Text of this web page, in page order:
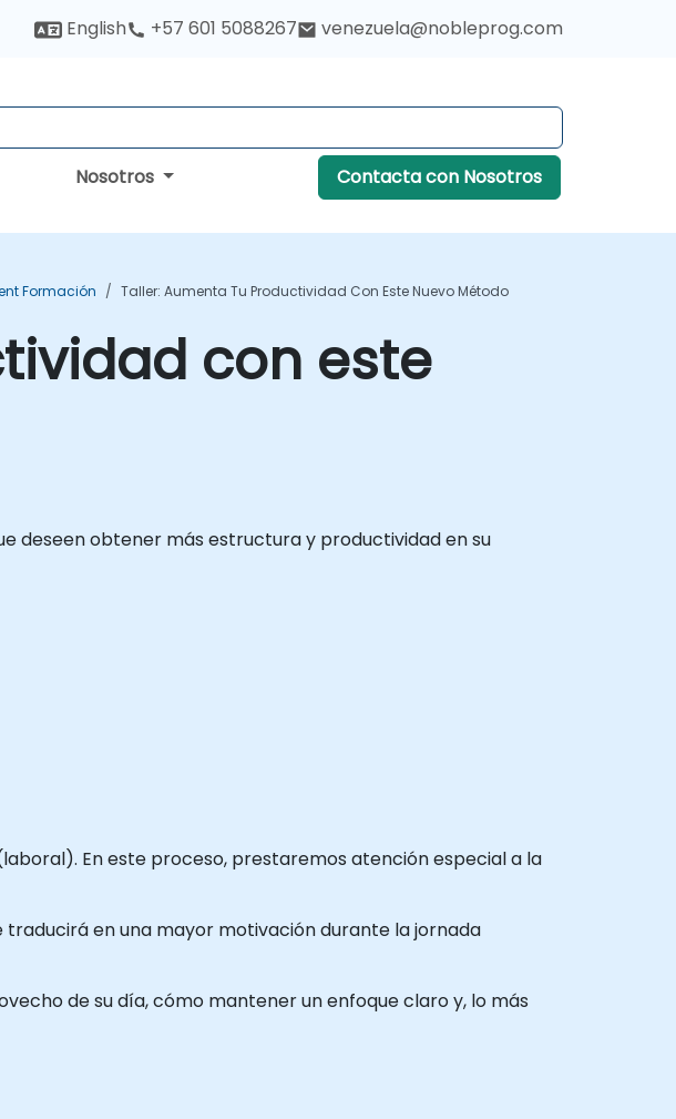
English +57 601 5088267 venezuela@nobleprog.com
Nosotros Contacta con Nosotros
Formación Taller: Aumenta Tu Productividad Con Este Nuevo Método
con este
deseen obtener más estructura y productividad en su
En este proceso, prestaremos atención especial a la
en una mayor motivación durante la jornada
de su día, cómo mantener un enfoque claro y, lo más